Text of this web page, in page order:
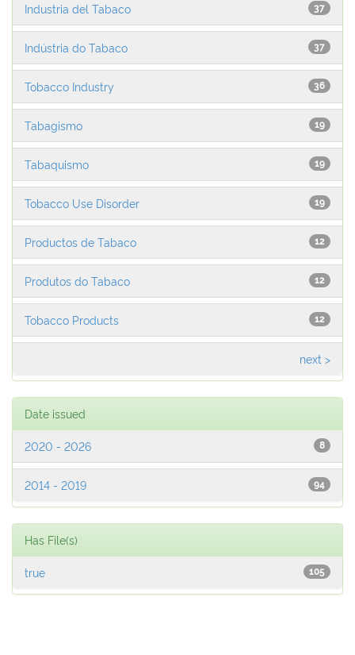
37
Industria del Tabaco
37
Indústria do Tabaco
36
Tobacco Industry
19
Tabagismo
19
Tabaquismo
19
Tobacco Use Disorder
12
Productos de Tabaco
12
Produtos do Tabaco
12
Tobacco Products
next >
Date issued
8
2020 - 2026
94
2014 - 2019
Has File(s)
105
true